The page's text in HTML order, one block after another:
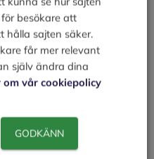
besökare att
hålla sajten säker.
får mer relevant
själv ändra dina
om vår cookiepolicy
GODKÄNN